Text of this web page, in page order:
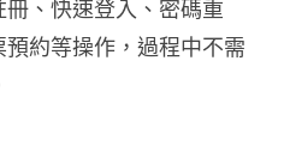
、快速登入、密碼重
約等操作，過程中不需